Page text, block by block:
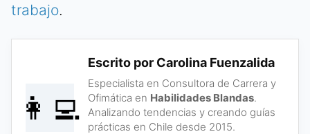
trabajo.
👩‍💻
Escrito por Carolina Fuenzalida
Especialista en Consultora de Carrera y
Ofimática en Habilidades Blandas.
Analizando tendencias y creando guías
prácticas en Chile desde 2015.